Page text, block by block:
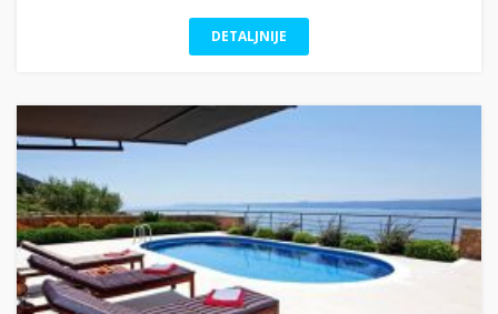
DETALJNIJE